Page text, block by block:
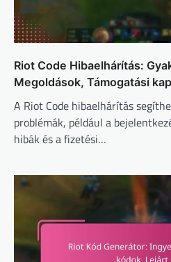
Riot Code Hibaelhárítás:
Megoldások, Támogatási
A Riot Code hibaelhárítás
problémák, például a
hibák és a fizetési…